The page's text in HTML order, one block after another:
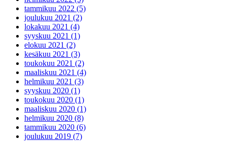
tammikuu 2022 (5)
joulukuu 2021 (2)
lokakuu 2021 (4)
syyskuu 2021 (1)
elokuu 2021 (2)
kesäkuu 2021 (3)
toukokuu 2021 (2)
maaliskuu 2021 (4)
helmikuu 2021 (3)
syyskuu 2020 (1)
toukokuu 2020 (1)
maaliskuu 2020 (1)
helmikuu 2020 (8)
tammikuu 2020 (6)
joulukuu 2019 (7)